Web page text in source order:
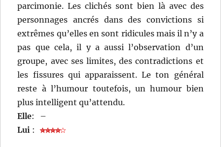
parcimonie. Les clichés sont bien là avec des
personnages ancrés dans des convictions si
extrêmes qu’elles en sont ridicules mais il n’y a
pas que cela, il y a aussi l’observation d’un
groupe, avec ses limites, des contradictions et
les fissures qui apparaissent. Le ton général
reste à l’humour toutefois, un humour bien
plus intelligent qu’attendu.
Elle:
–
Lui :